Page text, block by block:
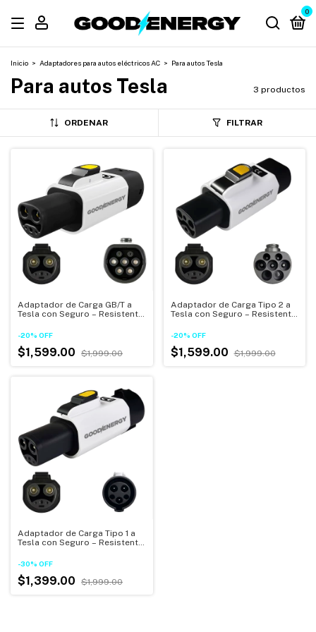
0
Inicio > Adaptadores para autos eléctricos AC > Para autos Tesla
Para autos Tesla 3 productos
ORDENAR FILTRAR
Adaptador de Carga GB/T a
Tesla con Seguro – Resistente
-20% OFF
$1,599.00 $1,999.00
Adaptador de Carga Tipo 2 a
Tesla con Seguro – Resistente
-20% OFF
$1,599.00 $1,999.00
Adaptador de Carga Tipo 1 a
Tesla con Seguro – Resistente
-30% OFF
$1,399.00 $1,999.00